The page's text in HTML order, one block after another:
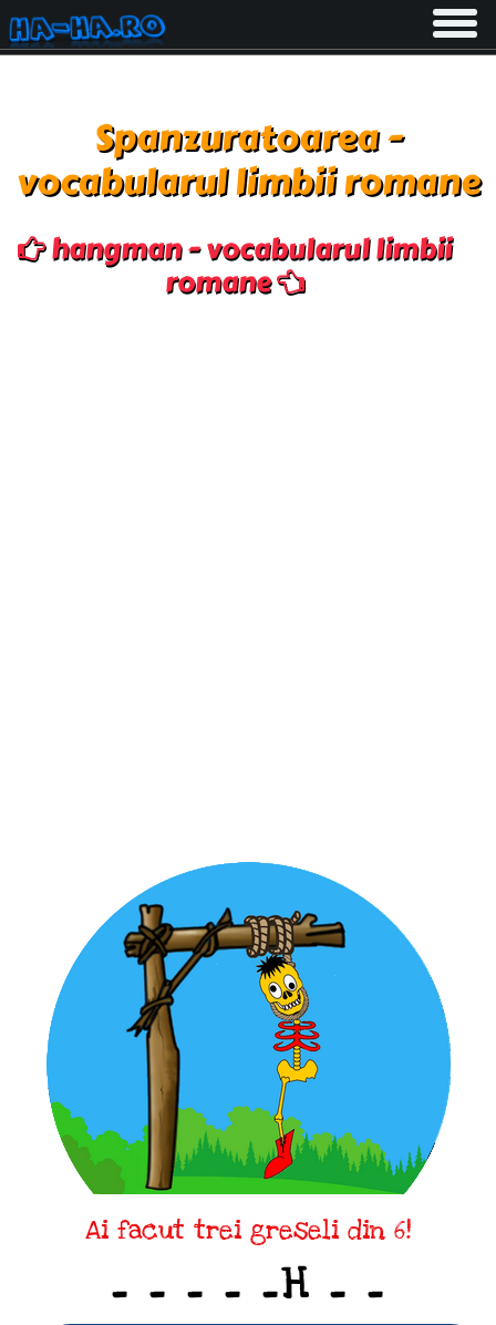
Toggle
Spanzuratoarea -
vocabularul limbii romane
hangman - vocabularul limbii
romane
Ai facut trei greseli din 6!
_ _ _ _ _H _ _